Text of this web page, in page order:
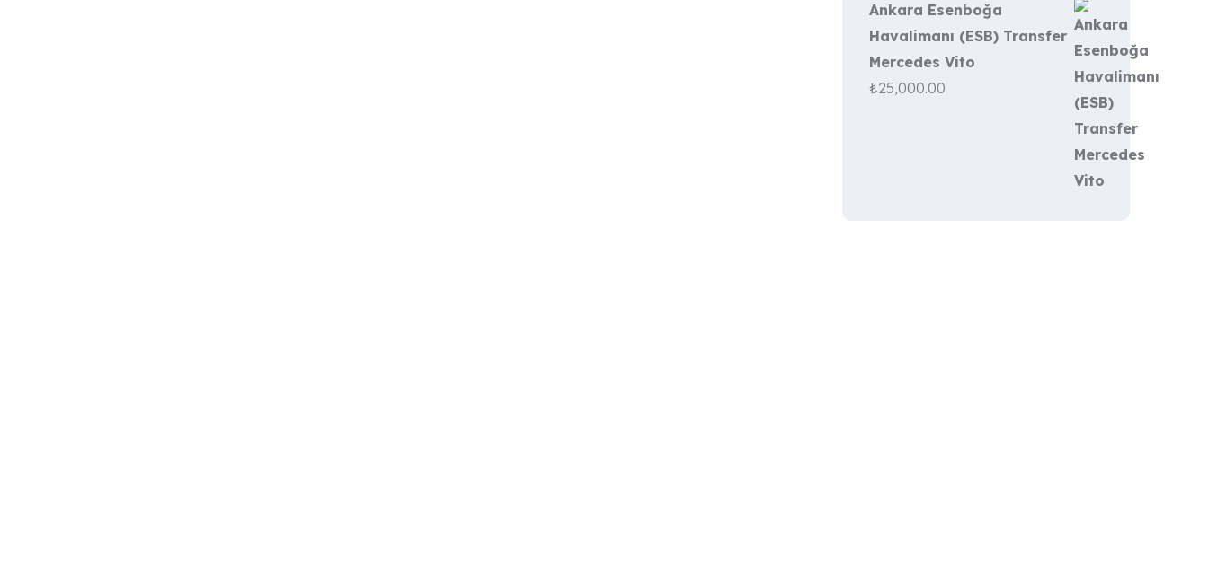
Ankara Esenboğa
Havalimanı (ESB) Transfer
Mercedes Vito
₺25,000.00